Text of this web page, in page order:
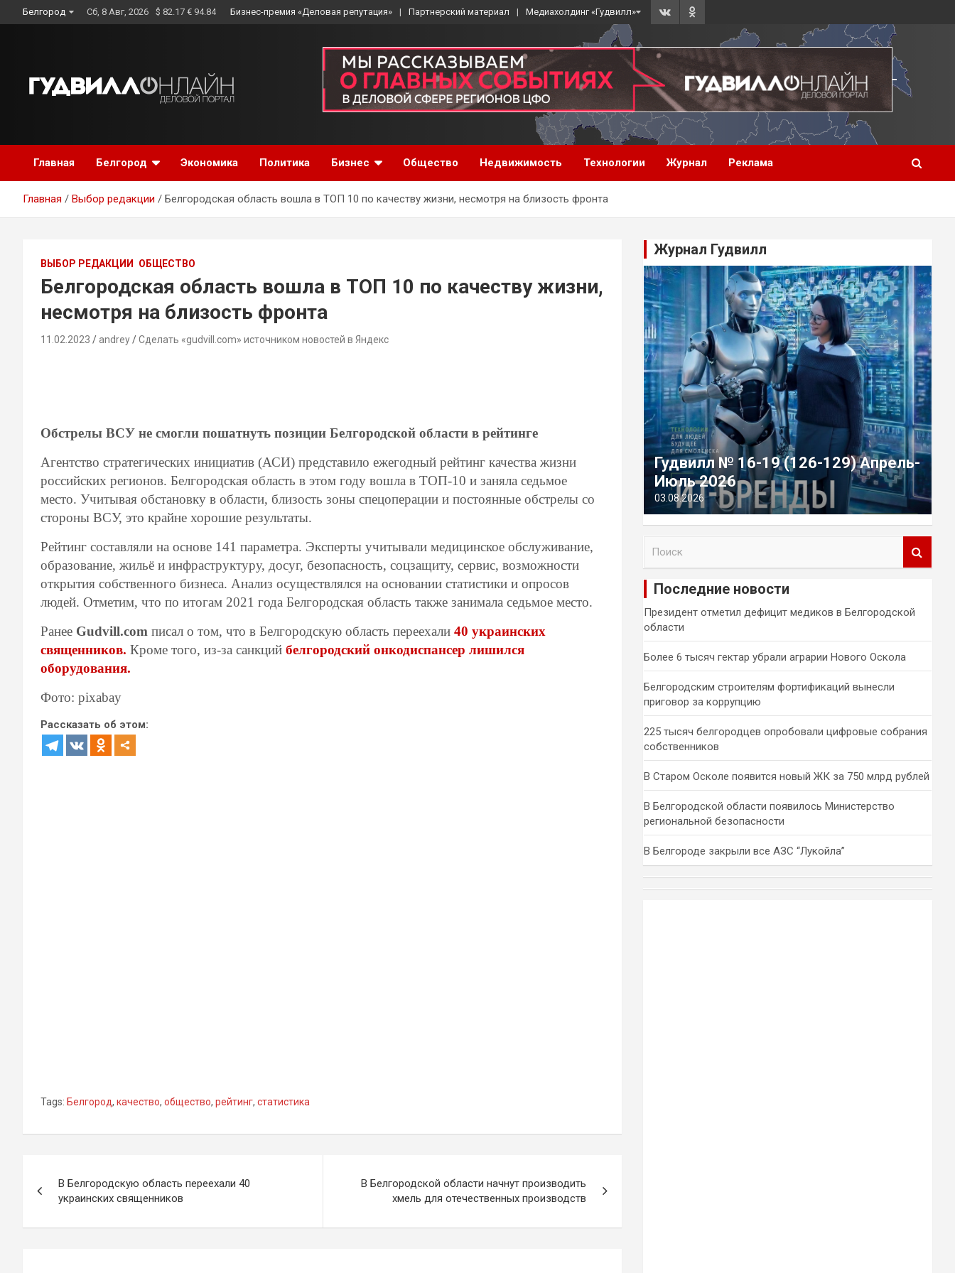
to
Белгород Сб, 8 Авг, 2026 $ 82.17 € 94.84 Бизнес-премия «Деловая репутация» Партнерский материал Медиахолдинг «Гудвилл»
Главная Белгород Экономика Политика Бизнес Общество Недвижимость Технологии Журнал Реклама
Главная Выбор редакции Белгородская область вошла в ТОП 10 по качеству жизни, несмотря на близость фронта
ВЫБОР РЕДАКЦИИ ОБЩЕСТВО
Белгородская область вошла в ТОП 10 по качеству жизни,
несмотря на близость фронта
11.02.2023 andrey Сделать «gudvill.com» источником новостей в Яндекс
Обстрелы ВСУ не смогли пошатнуть позиции Белгородской области в рейтинге
Агентство стратегических инициатив (АСИ) представило ежегодный рейтинг качества жизни
российских регионов. Белгородская область в этом году вошла в ТОП-10 и заняла седьмое
место. Учитывая обстановку в области, близость зоны спецоперации и постоянные обстрелы со
стороны ВСУ, это крайне хорошие результаты.
Рейтинг составляли на основе 141 параметра. Эксперты учитывали медицинское обслуживание,
образование, жильё и инфраструктуру, досуг, безопасность, соцзащиту, сервис, возможности
открытия собственного бизнеса. Анализ осуществлялся на основании статистики и опросов
людей. Отметим, что по итогам 2021 года Белгородская область также занимала седьмое место.
Ранее Gudvill.com писал о том, что в Белгородскую область переехали 40 украинских
священников. Кроме того, из-за санкций белгородский онкодиспансер лишился
оборудования.
Фото: pixabay
Рассказать об этом:
Tags: Белгород, качество, общество, рейтинг, статистика
по
записям
В Белгородскую область переехали 40
украинских священников
В Белгородской области начнут производить
хмель для отечественных производств
Журнал Гудвилл
Гудвилл № 16-19 (126-129) Апрель-
Июль 2026
03.08.2026
и
Последние новости
Президент отметил дефицит медиков в Белгородской
области
Более 6 тысяч гектар убрали аграрии Нового Оскола
Белгородским строителям фортификаций вынесли
приговор за коррупцию
225 тысяч белгородцев опробовали цифровые собрания
собственников
В Старом Осколе появится новый ЖК за 750 млрд рублей
В Белгородской области появилось Министерство
региональной безопасности
В Белгороде закрыли все АЗС “Лукойла”